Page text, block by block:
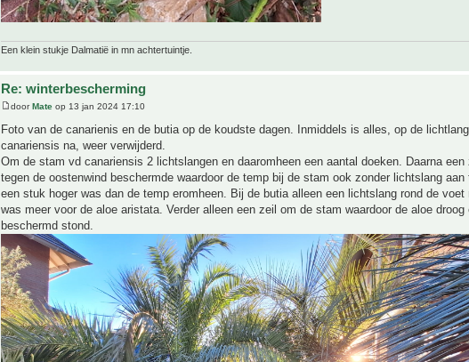
Een klein stukje Dalmatië in mn achtertuintje.
Re: winterbescherming
doorMate op 13 jan 2024 17:10
Foto van de canarienis en de butia op de koudste dagen. Inmiddels is alles, op de
canariensis na, weer verwijderd.
Om de stam vd canariensis 2 lichtslangen en daaromheen een aantal doeken. Daarna een
tegen de oostenwind beschermde waardoor de temp bij de stam ook zonder lichtslang
een stuk hoger was dan de temp eromheen. Bij de butia alleen een lichtslang rond de voet
was meer voor de aloe aristata. Verder alleen een zeil om de stam waardoor de aloe droog
beschermd stond.